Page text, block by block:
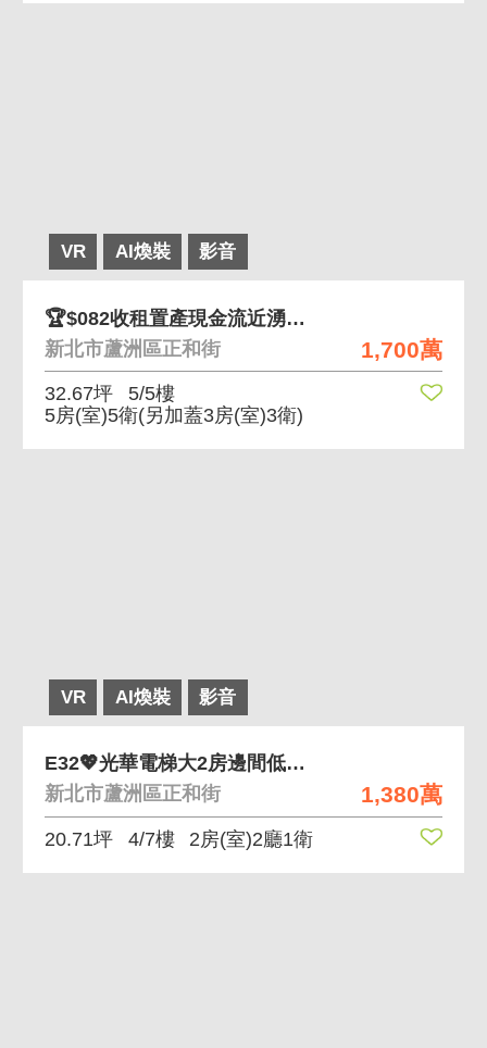
VR AI煥裝 影音
1,700萬
🏆$082收租置產現金流近湧蓮寺早夜市三民高中
新北市蘆洲區正和街
32.67坪
5/5樓
5房(室)5衛(另加蓋3房(室)3衛)
VR AI煥裝 影音
1,380萬
E32💖光華電梯大2房邊間低公設💖幸福浪漫宅
新北市蘆洲區正和街
20.71坪 4/7樓 2房(室)2廳1衛